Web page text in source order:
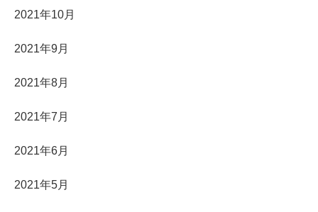
2021年10月
2021年9月
2021年8月
2021年7月
2021年6月
2021年5月